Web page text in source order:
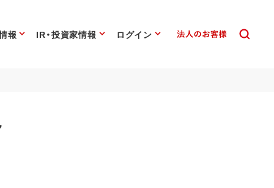
報 IR・投資家情報 ログイン